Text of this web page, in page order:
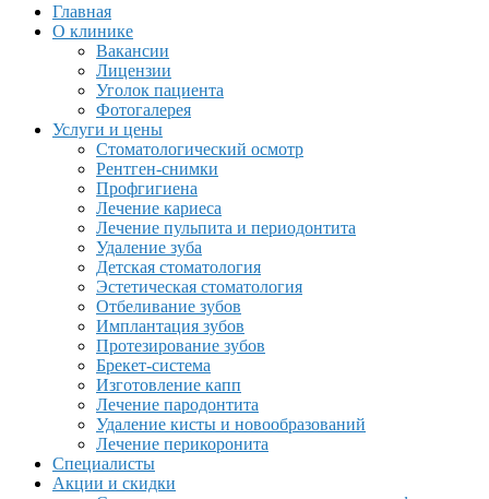
Главная
О клинике
Вакансии
Лицензии
Уголок пациента
Фотогалерея
Услуги и цены
Стоматологический осмотр
Рентген-снимки
Профгигиена
Лечение кариеса
Лечение пульпита и периодонтита
Удаление зуба
Детская стоматология
Эстетическая стоматология
Отбеливание зубов
Имплантация зубов
Протезирование зубов
Брекет-система
Изготовление капп
Лечение пародонтита
Удаление кисты и новообразований
Лечение перикоронита
Специалисты
Акции и скидки